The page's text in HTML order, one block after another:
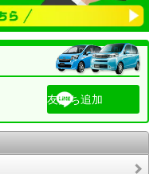
友だち追加